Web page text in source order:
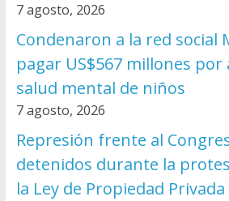
7 agosto, 2026
Condenaron a la red social
pagar US$567 millones por
salud mental de niños
7 agosto, 2026
Represión frente al
detenidos durante la
la Ley de Propiedad Privada